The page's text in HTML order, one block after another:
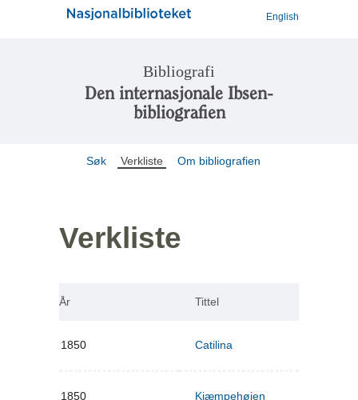
English
Bibliografi
Den internasjonale Ibsen-
bibliografien
Søk Verkliste Om bibliografien
Verkliste
År Tittel
1850 Catilina
1850 Kjæmpehøien